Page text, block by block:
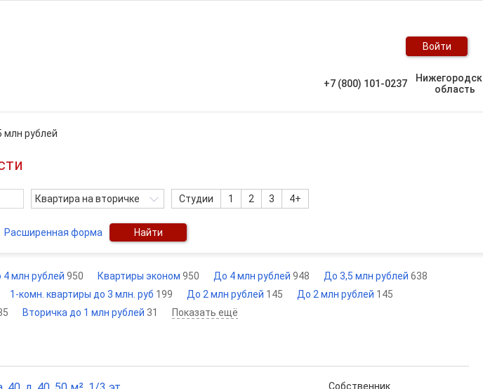
Войти
+7 (800) 101-0237
область
млн рублей
Квартира на вторичке Студии 1 2 3 4+
Расширенная форма Найти
4 млн рублей 950 Квартиры эконом 950 До 4 млн рублей 948 До 3,5 млн рублей 638
1-комн. квартиры до 3 млн. руб 199 До 2 млн рублей 145 До 2 млн рублей 145
Вторичка до 1 млн рублей 31 Показать ещё
Собственник